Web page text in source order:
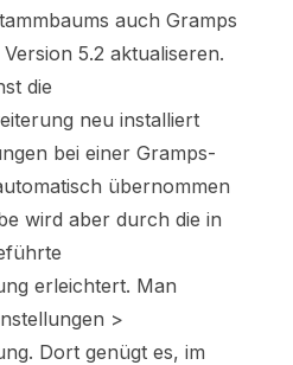
auch Gramps
5.2 aktualiseren.
die
neu installiert
bei einer Gramps-
übernommen
wird aber durch die in
erleichtert. Man
>
Dort genügt es, im